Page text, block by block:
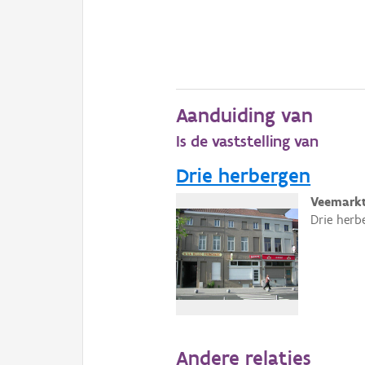
Aanduiding van
Is de vaststelling van
Drie herbergen
Drie
Andere relaties